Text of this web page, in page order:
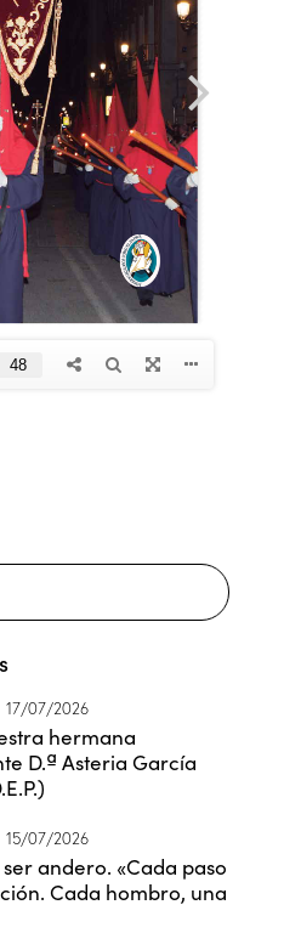
17/07/2026
hermana
D.ª Asteria García
15/07/2026
andero. «Cada paso
Cada hombro, una